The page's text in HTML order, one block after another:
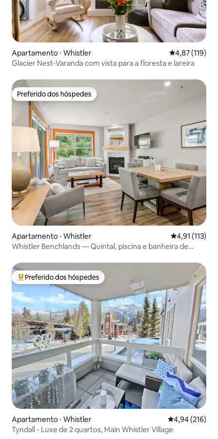
Apartamento ⋅ Whistler 4,87 de uma
4,87 (119)
Glacier Nest-Varanda com vista para a floresta e lareira
Preferido dos hóspedes
Preferido dos hóspedes
Apartamento ⋅ Whistler 4,91 de uma
4,91 (113)
Whistler Benchlands — Quintal, piscina e banheira de
Entre os melhores preferidos dos hóspedes
Preferido dos hóspedes
Apartamento ⋅ Whistler 4,94 de uma
4,94 (216)
Tyndall - Luxe de 2 quartos, Main Whistler Village